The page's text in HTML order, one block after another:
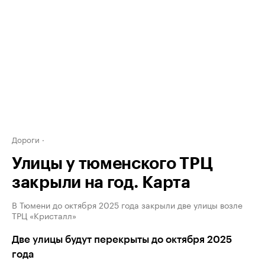
Дороги
Улицы у тюменского ТРЦ
закрыли на год. Карта
В Тюмени до октября 2025 года закрыли две улицы возле
ТРЦ «Кристалл»
Две улицы будут перекрыты до октября 2025
года